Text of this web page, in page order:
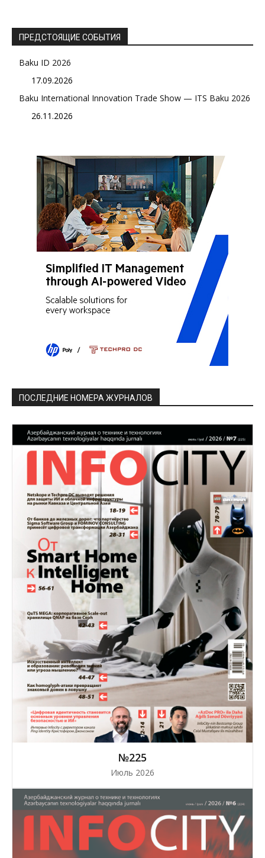
ПРЕДСТОЯЩИЕ СОБЫТИЯ
Baku ID 2026
17.09.2026
Baku International Innovation Trade Show — ITS Baku 2026
26.11.2026
ПОСЛЕДНИЕ НОМЕРА ЖУРНАЛОВ
№225
Июль 2026